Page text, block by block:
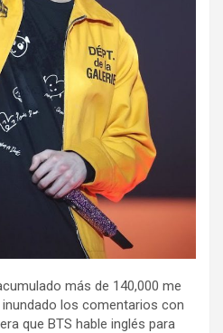
más de 140,000 me
los comentarios con
que BTS hable inglés para